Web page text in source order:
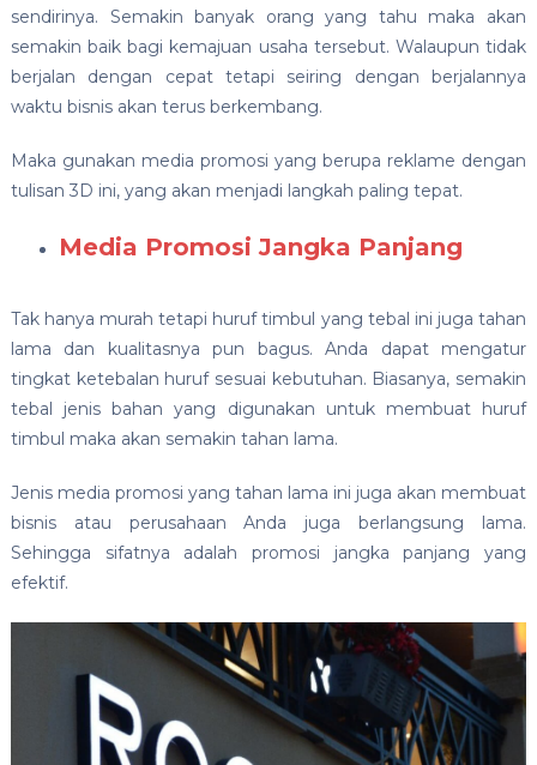
sendirinya. Semakin banyak orang yang tahu maka akan
semakin baik bagi kemajuan usaha tersebut. Walaupun tidak
berjalan dengan cepat tetapi seiring dengan berjalannya
waktu bisnis akan terus berkembang.
Maka gunakan media promosi yang berupa reklame dengan
tulisan 3D ini, yang akan menjadi langkah paling tepat.
Media Promosi Jangka Panjang
Tak hanya murah tetapi huruf timbul yang tebal ini juga tahan
lama dan kualitasnya pun bagus. Anda dapat mengatur
tingkat ketebalan huruf sesuai kebutuhan. Biasanya, semakin
tebal jenis bahan yang digunakan untuk membuat huruf
timbul maka akan semakin tahan lama.
Jenis media promosi yang tahan lama ini juga akan membuat
bisnis atau perusahaan Anda juga berlangsung lama.
Sehingga sifatnya adalah promosi jangka panjang yang
efektif.